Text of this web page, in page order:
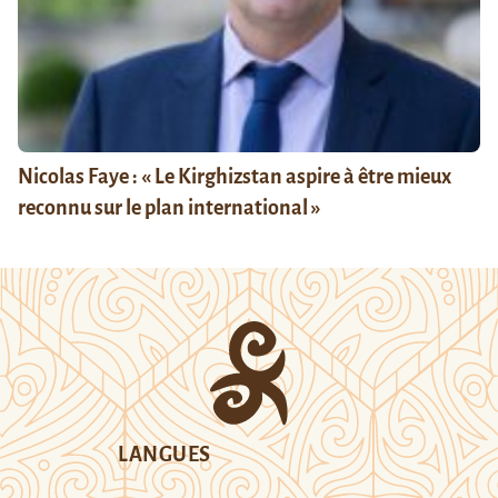
Nicolas Faye : « Le Kirghizstan aspire à être mieux
reconnu sur le plan international »
LANGUES